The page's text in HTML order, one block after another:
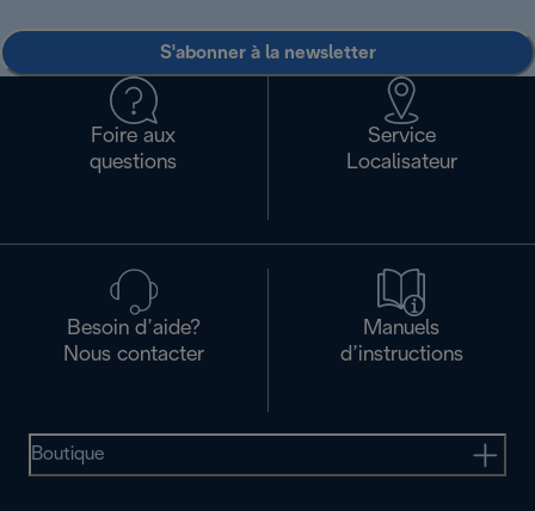
S'abonner à la newsletter
Foire aux
questions
Service
Localisateur
Besoin d’aide?
Nous contacter
Manuels
d’instructions
Boutique